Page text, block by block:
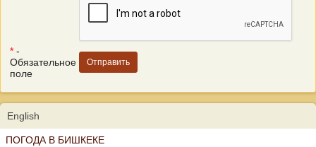
* -
Обязательное
поле
English
ПОГОДА В БИШКЕКЕ